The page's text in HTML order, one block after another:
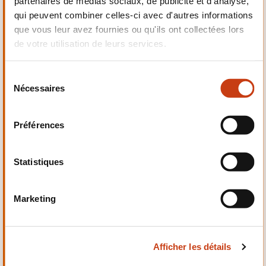
qui peuvent combiner celles-ci avec d'autres informations
que vous leur avez fournies ou qu'ils ont collectées lors
de votre utilisation de leurs services.
Nécessaires
Préférences
Statistiques
Marketing
Afficher les détails
Electrotechnique,
Automatismes